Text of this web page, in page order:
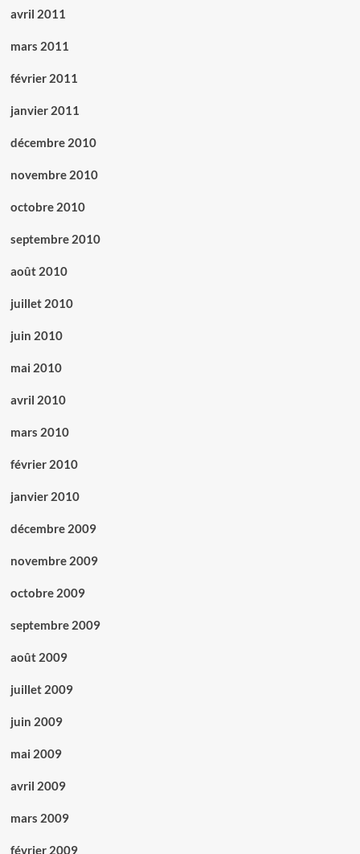
avril 2011
mars 2011
février 2011
janvier 2011
décembre 2010
novembre 2010
octobre 2010
septembre 2010
août 2010
juillet 2010
juin 2010
mai 2010
avril 2010
mars 2010
février 2010
janvier 2010
décembre 2009
novembre 2009
octobre 2009
septembre 2009
août 2009
juillet 2009
juin 2009
mai 2009
avril 2009
mars 2009
février 2009